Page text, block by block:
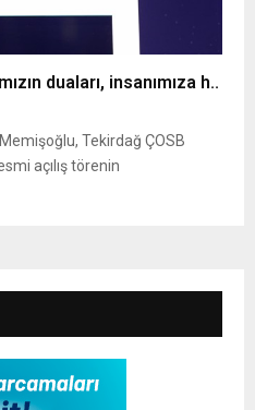
duaları, insanımıza h..
Tekirdağ ÇOSB
açılış törenin